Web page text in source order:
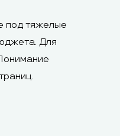
под тяжелые
Для